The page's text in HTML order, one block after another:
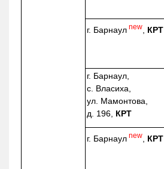
г. Барнаул new КРТ
г. Барнаул,
с. Власиха,
ул. Мамонтова,
д. 196, КРТ
г. Барнаул new КРТ